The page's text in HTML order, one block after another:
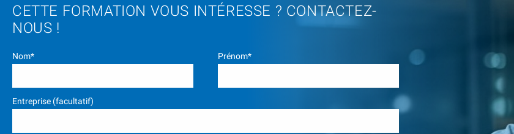
CETTE FORMATION VOUS INTÉRESSE ? CONTACTEZ-
NOUS !
Nom* Prénom*
Entreprise (facultatif)